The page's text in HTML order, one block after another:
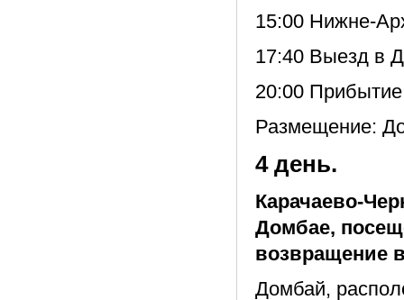
15:00 Нижне-
17:40 Выезд в
20:00
Размещение:
4 день.
Карачаево-
Домбае,
возвращение
Домбай,